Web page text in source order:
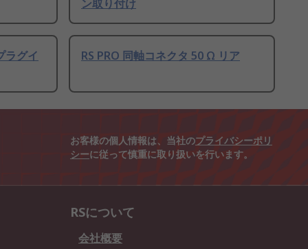
ン取り付け
ラグイ
RS PRO 同軸コネクタ 50 Ω リア
お客様の個人情報は、当社のプライバシーポリ
シーに従って慎重に取り扱いを行います。
RSについて
会社概要